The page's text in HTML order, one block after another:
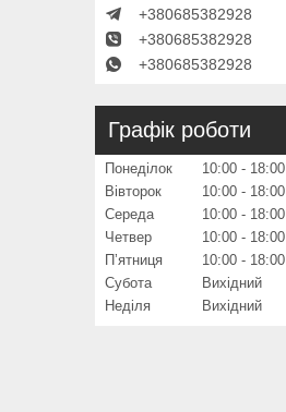
+380685382928
+380685382928
+380685382928
Графік роботи
Понеділок 10:00
18:00
Вівторок
10:00
18:00
Середа
10:00
18:00
Четвер
10:00
18:00
Пʼятниця
10:00
18:00
Субота
Вихідний
Неділя
Вихідний